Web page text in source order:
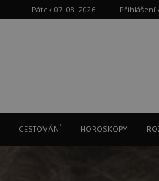
Pátek 07. 08. 2026 Přihlášení
CESTOVÁNÍ HOROSKOPY